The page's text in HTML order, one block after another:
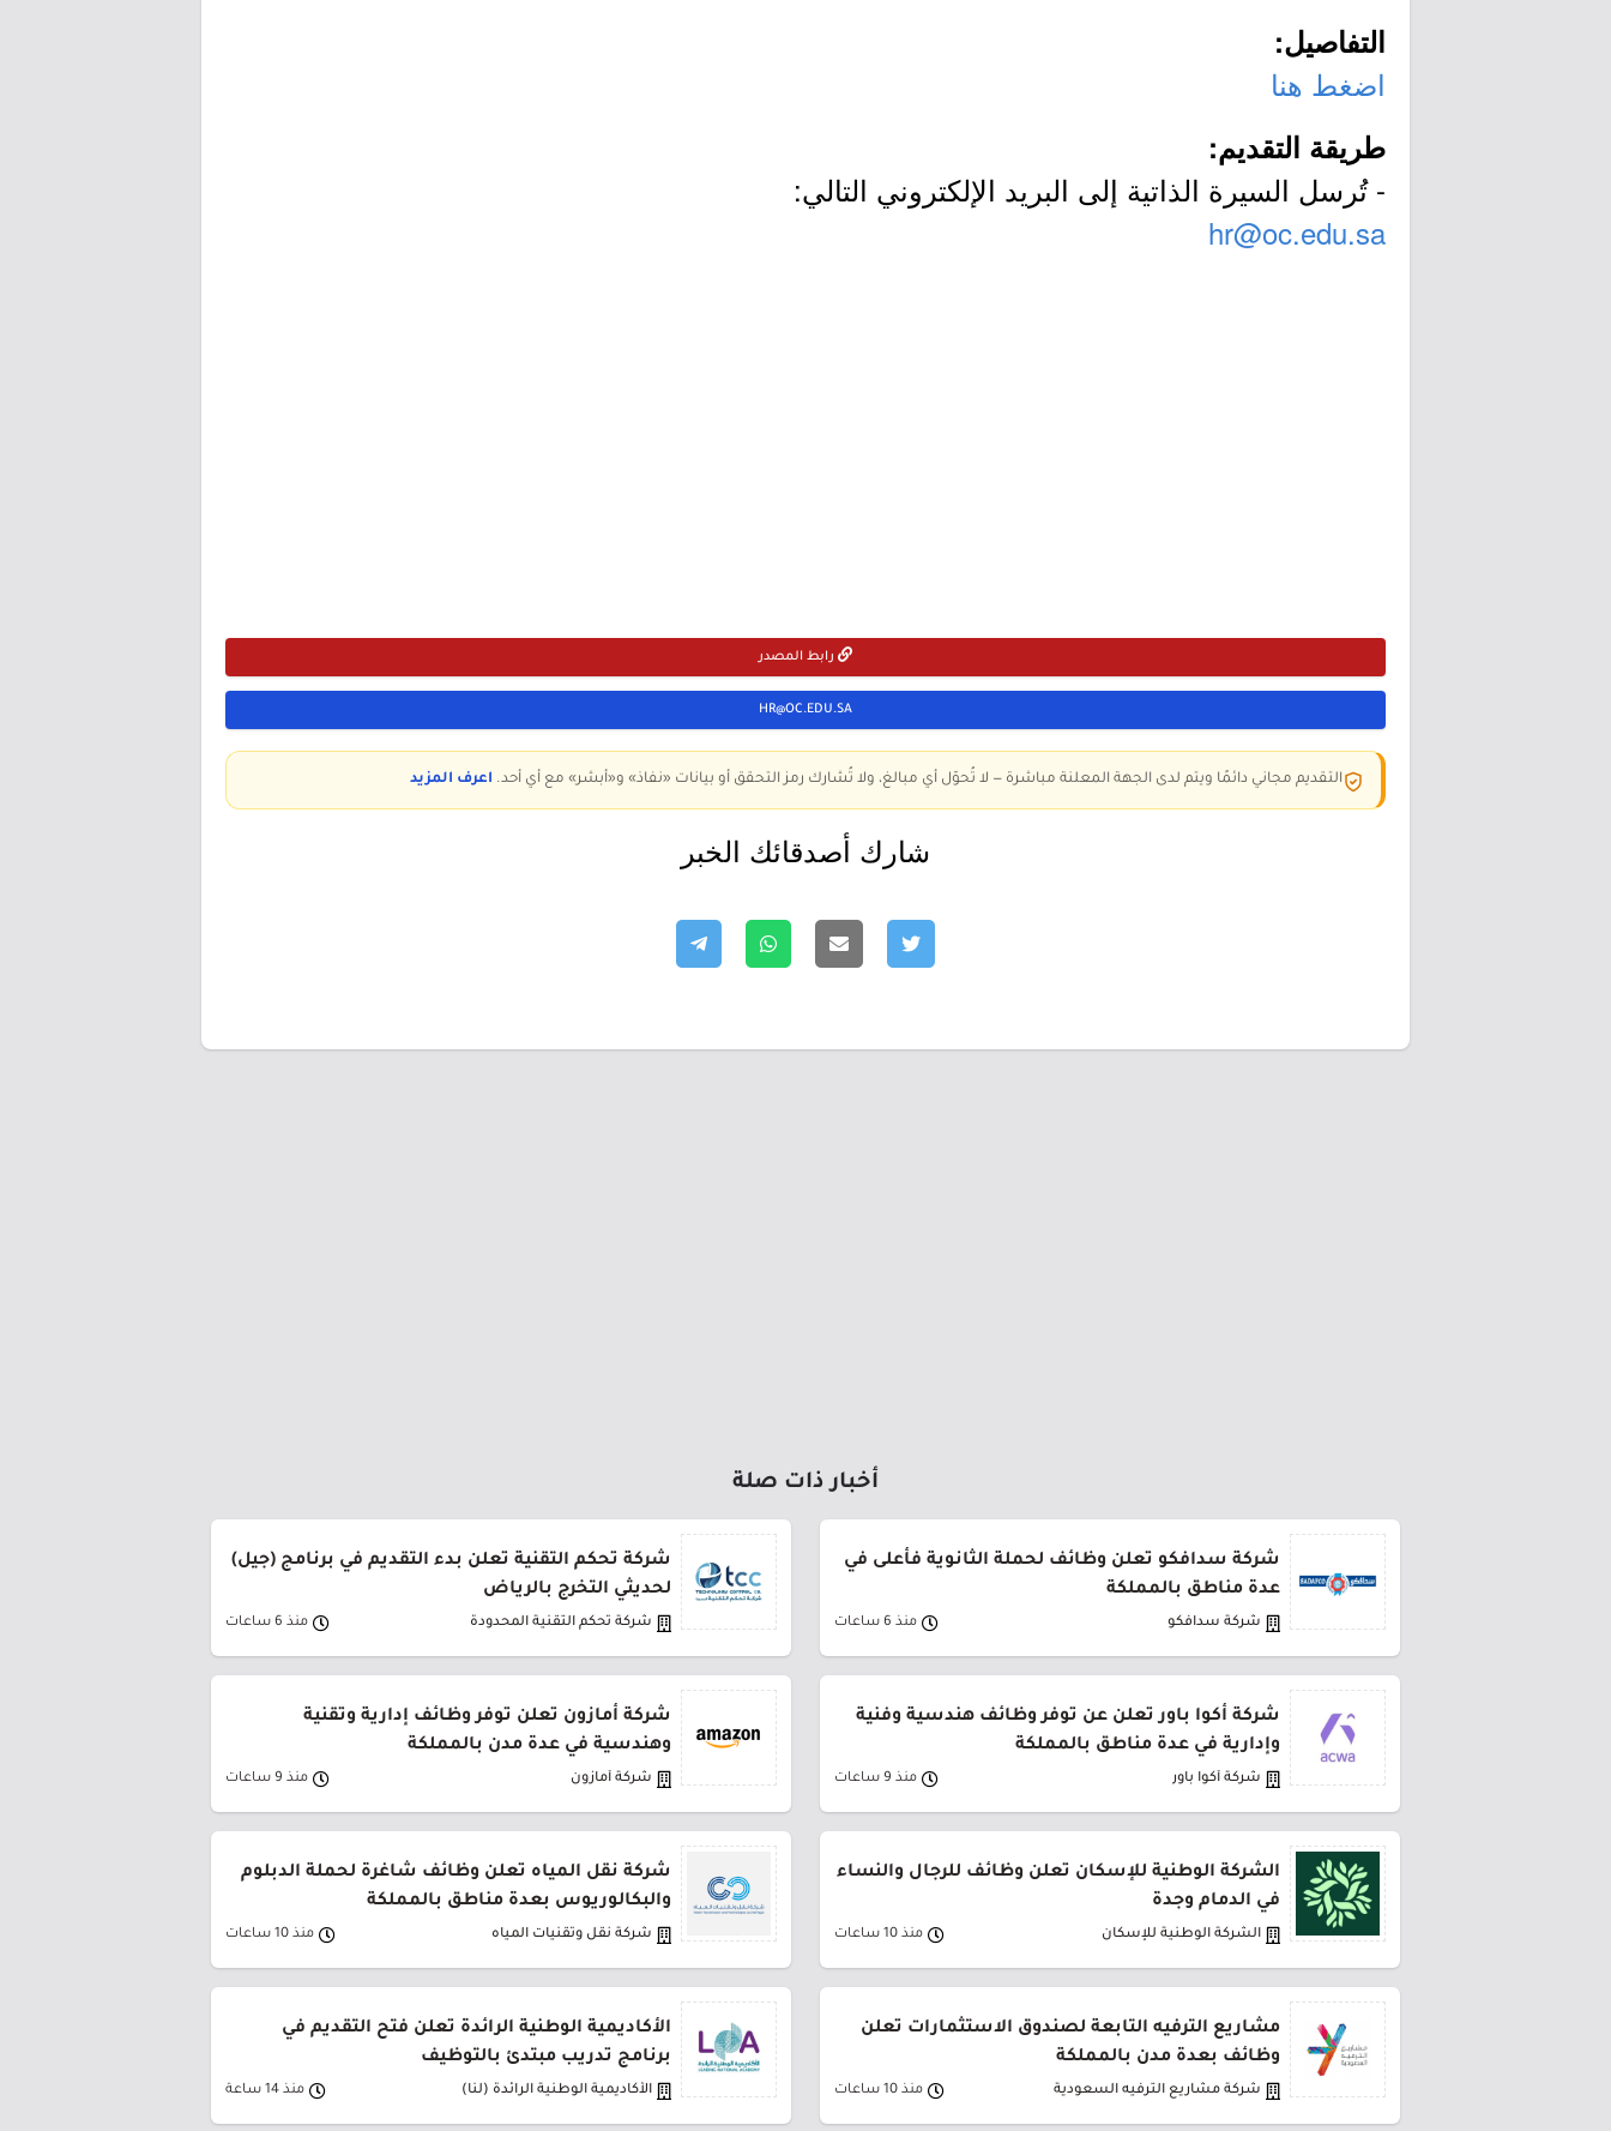
التفاصيل:
اضغط هنا
طريقة التقديم:
- تُرسل السيرة الذاتية إلى البريد الإلكتروني التالي:
hr@oc.edu.sa
رابط المصدر
HR@OC.EDU.SA
التقديم مجاني دائمًا ويتم لدى الجهة المعلنة مباشرة — لا تُحوّل أي مبالغ، ولا تُشارك رمز التحقق أو بيانات «نفاذ» و«أبشر» مع أي أحد. اعرف المزيد
شارك أصدقائك الخبر
أخبار ذات صلة
شركة سدافكو تعلن وظائف لحملة الثانوية فأعلى في
عدة مناطق بالمملكة
شركة سدافكو منذ 6 ساعات
شركة تحكم التقنية تعلن بدء التقديم في برنامج (جيل)
لحديثي التخرج بالرياض
شركة تحكم التقنية المحدودة منذ 6 ساعات
شركة أكوا باور تعلن عن توفر وظائف هندسية وفنية
وإدارية في عدة مناطق بالمملكة
شركة أكوا باور منذ 9 ساعات
شركة أمازون تعلن توفر وظائف إدارية وتقنية
وهندسية في عدة مدن بالمملكة
شركة أمازون منذ 9 ساعات
الشركة الوطنية للإسكان تعلن وظائف للرجال والنساء
في الدمام وجدة
الشركة الوطنية للإسكان منذ 10 ساعات
شركة نقل المياه تعلن وظائف شاغرة لحملة الدبلوم
والبكالوريوس بعدة مناطق بالمملكة
شركة نقل وتقنيات المياه منذ 10 ساعات
مشاريع الترفيه التابعة لصندوق الاستثمارات تعلن
وظائف بعدة مدن بالمملكة
شركة مشاريع الترفيه السعودية منذ 10 ساعات
الأكاديمية الوطنية الرائدة تعلن فتح التقديم في
برنامج تدريب مبتدئ بالتوظيف
الأكاديمية الوطنية الرائدة (لنا) منذ 14 ساعة